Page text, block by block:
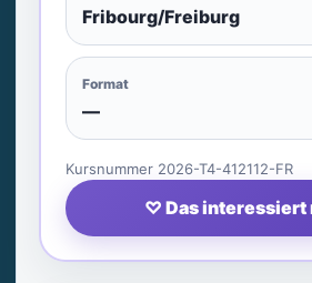
Fribourg/Freiburg
Format
—
Kursnummer 2026-T4-412112-FR
♡ Das interessiert